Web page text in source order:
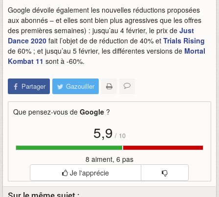
Google dévoile également les nouvelles réductions proposées
aux abonnés – et elles sont bien plus agressives que les offres
des premières semaines) : jusqu’au 4 février, le prix de Just
Dance 2020 fait l’objet de de réduction de 40% et Trials Rising
de 60% ; et jusqu’au 5 février, les différentes versions de Mortal
Kombat 11 sont à -60%.
Partager Gazouiller
Que pensez-vous de Google ?
5,9 / 10
8 aiment, 6 pas
Je l'apprécie